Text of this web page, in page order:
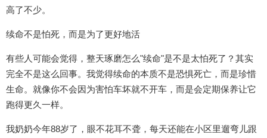
高了不少。
续命不是怕死，而是为了更好地活
有些人可能会觉得，整天琢磨怎么"续命"是不是太怕死了？其实
完全不是这么回事。我觉得续命的本质不是恐惧死亡，而是珍惜
生命。就像你不会因为害怕车坏就不开车，而是会定期保养让它
跑得更久一样。
我奶奶今年88岁了，眼不花耳不聋，每天还能在小区里遛弯儿跟